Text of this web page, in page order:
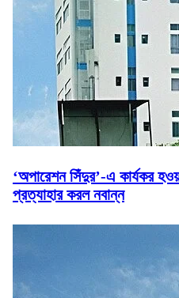
‘অপারেশন সিঁদুর’-এ কার্যকর হওয়া
প্রত্যাহার করল নবান্ন